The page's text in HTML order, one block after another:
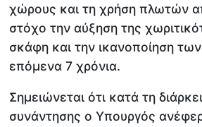
χώρους και τη χρήση πλωτών
στόχο την αύξηση της
σκάφη και την ικανοποίηση
επόμενα 7 χρόνια.
Σημειώνεται ότι κατά τη
συνάντησης ο Υπουργός